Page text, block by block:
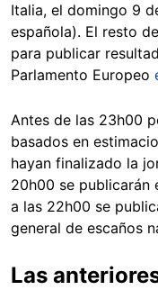
Italia, el domingo 9
española). El resto
para publicar
Parlamento Europeo
Antes de las 23h00
basados en
hayan finalizado la
20h00 se publicarán
a las 22h00 se
general de escaños
Las